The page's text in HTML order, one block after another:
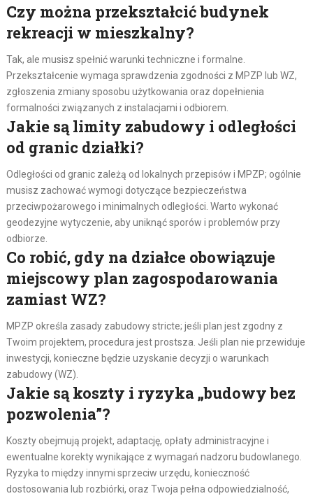
Czy można przekształcić budynek
rekreacji w mieszkalny?
Tak, ale musisz spełnić warunki techniczne i formalne.
Przekształcenie wymaga sprawdzenia zgodności z MPZP lub WZ,
zgłoszenia zmiany sposobu użytkowania oraz dopełnienia
formalności związanych z instalacjami i odbiorem.
Jakie są limity zabudowy i odległości
od granic działki?
Odległości od granic zależą od lokalnych przepisów i MPZP; ogólnie
musisz zachować wymogi dotyczące bezpieczeństwa
przeciwpożarowego i minimalnych odległości. Warto wykonać
geodezyjne wytyczenie, aby uniknąć sporów i problemów przy
odbiorze.
Co robić, gdy na działce obowiązuje
miejscowy plan zagospodarowania
zamiast WZ?
MPZP określa zasady zabudowy stricte; jeśli plan jest zgodny z
Twoim projektem, procedura jest prostsza. Jeśli plan nie przewiduje
inwestycji, konieczne będzie uzyskanie decyzji o warunkach
zabudowy (WZ).
Jakie są koszty i ryzyka „budowy bez
pozwolenia”?
Koszty obejmują projekt, adaptację, opłaty administracyjne i
ewentualne korekty wynikające z wymagań nadzoru budowlanego.
Ryzyka to między innymi sprzeciw urzędu, konieczność
dostosowania lub rozbiórki, oraz Twoja pełna odpowiedzialność,